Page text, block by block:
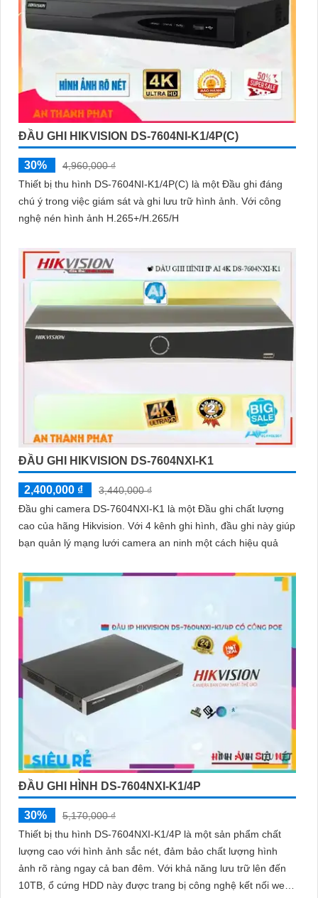
ĐẦU GHI HIKVISION DS-7604NI-K1/4P(C)
30%
4,960,000 ₫
Thiết bị thu hình DS-7604NI-K1/4P(C) là một Đầu ghi đáng
chú ý trong việc giám sát và ghi lưu trữ hình ảnh. Với công
nghệ nén hình ảnh H.265+/H.265/H
ĐẦU GHI HIKVISION DS-7604NXI-K1
2,400,000 ₫
3,440,000 ₫
Đầu ghi camera DS-7604NXI-K1 là một Đầu ghi chất lượng
cao của hãng Hikvision. Với 4 kênh ghi hình, đầu ghi này giúp
bạn quản lý mạng lưới camera an ninh một cách hiệu quả
ĐẦU GHI HÌNH DS-7604NXI-K1/4P
30%
5,170,000 ₫
Thiết bị thu hình DS-7604NXI-K1/4P là một sản phẩm chất
lượng cao với hình ảnh sắc nét, đảm bảo chất lượng hình
ảnh rõ ràng ngay cả ban đêm. Với khả năng lưu trữ lên đến
10TB, ổ cứng HDD này được trang bị công nghệ kết nối web